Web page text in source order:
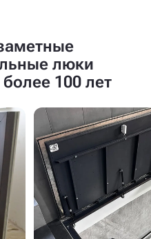
люки
100 лет